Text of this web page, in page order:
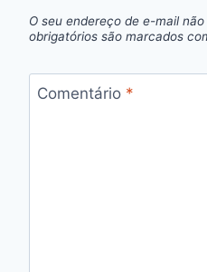
O seu endereço de e-mail
obrigatórios são marcados
Comentário *